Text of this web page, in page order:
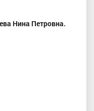
Нина Петровна.